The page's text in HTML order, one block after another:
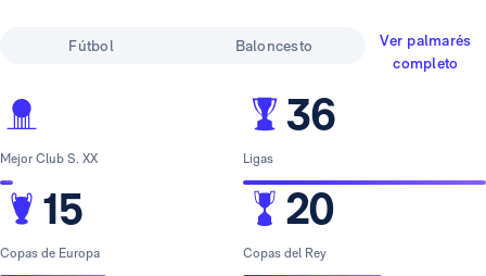
Fútbol Baloncesto
Ver palmarés
completo
Mejor Club S. XX
15
Copas de Europa
36
Ligas
20
Copas del Rey